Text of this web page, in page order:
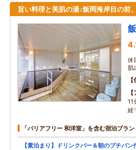
旨い料理と美肌の湯♪飯岡海岸目の前
休
肌
11
経
「バリアフリー 和洋室」を含む宿泊プラン
【素泊まり】ドリンクバー＆朝のプチパン